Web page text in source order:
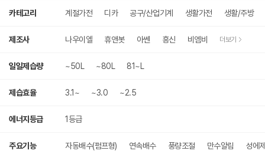
카테고리 계절가전 디카 공구/산업기계 생활가전 생활/주방
제조사 나우이엘 휴앤봇 아쎈 흥신 비엠비 더보기
일일제습량 ~50L ~80L 81~L
제습효율 3.1~ ~3.0 ~2.5
에너지등급 1등급
주요기능 자동배수(펌프형) 연속배수 풍량조절 만수알림 성에